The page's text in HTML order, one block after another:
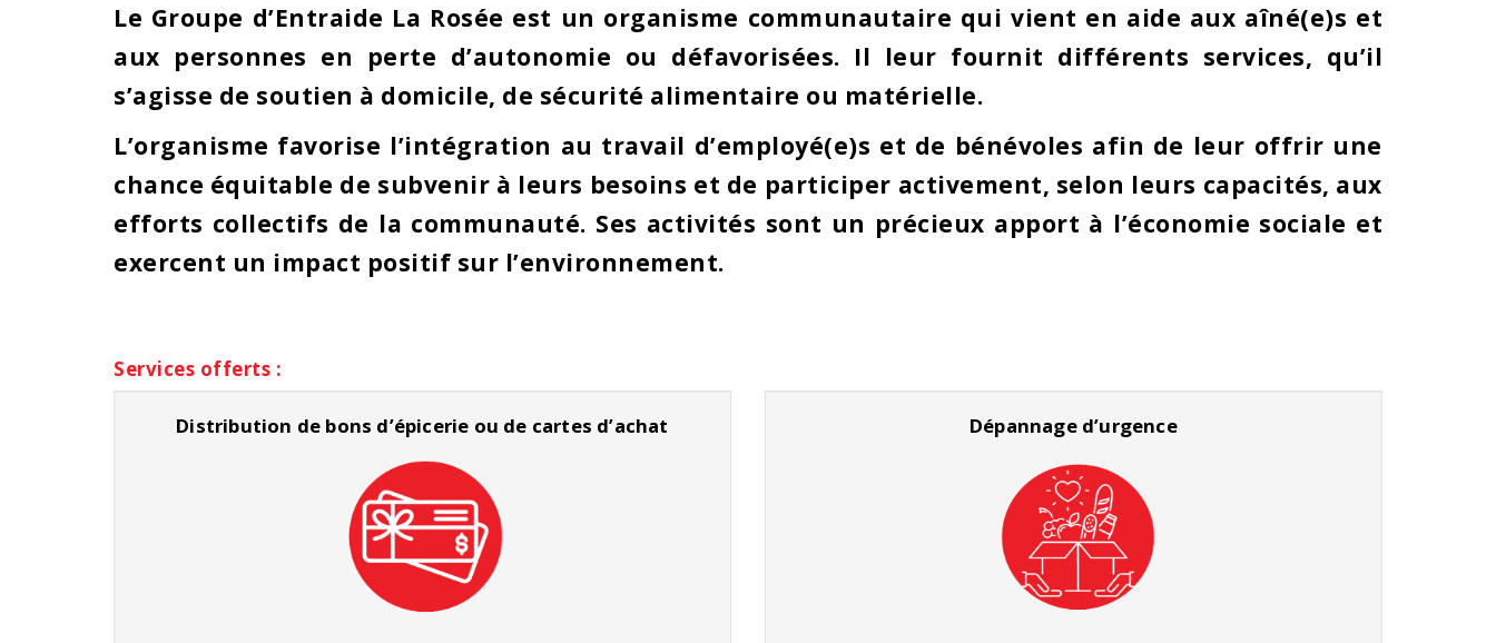
Le Groupe d’Entraide La Rosée est un organisme communautaire qui vient en aide aux aîné(e)s et
aux personnes en perte d’autonomie ou défavorisées. Il leur fournit différents services, qu’il
s’agisse de soutien à domicile, de sécurité alimentaire ou matérielle.
L’organisme favorise l’intégration au travail d’employé(e)s et de bénévoles afin de leur offrir une
chance équitable de subvenir à leurs besoins et de participer activement, selon leurs capacités, aux
efforts collectifs de la communauté. Ses activités sont un précieux apport à l’économie sociale et
exercent un impact positif sur l’environnement.
Services offerts :
Distribution de bons d’épicerie ou de cartes d’achat Dépannage d’urgence